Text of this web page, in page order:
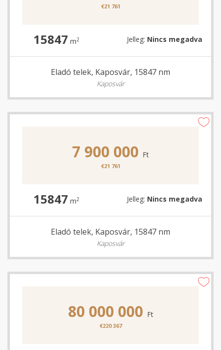
€21 761
15847 m2 Jelleg: Nincs megadva
Eladó telek, Kaposvár, 15847 nm
Kaposvár
7 900 000 Ft
€21 761
15847 m2 Jelleg: Nincs megadva
Eladó telek, Kaposvár, 15847 nm
Kaposvár
80 000 000 Ft
€220 367